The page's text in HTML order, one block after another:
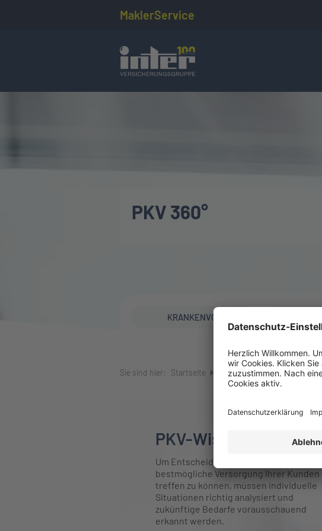
MaklerService
PKV 360°
KRANKENVOLL
Sie sind hier: Startseite Kranken PKV 360°
PKV-Wissen
Um Entscheidungen für die
bestmögliche Versorgung Ihrer Kunden
treffen zu können, müssen individuelle
Situationen richtig analysiert und
zukünftige Bedarfe vorausschauend
erkannt werden.